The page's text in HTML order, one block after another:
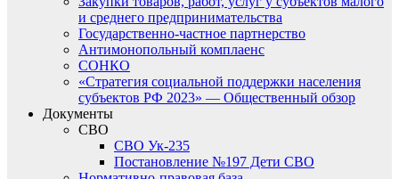
и среднего предпринимательства
Государственно-частное партнерство
Антимонопольный комплаенс
СОНКО
«Стратегия социальной поддержки населения
субъектов РФ 2023» — Общественный обзор
Документы
СВО
СВО Ук-235
Постановление №197 Дети СВО